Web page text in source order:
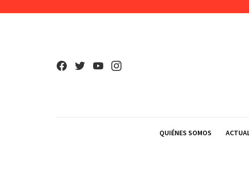
QUIÉNES SOMOS